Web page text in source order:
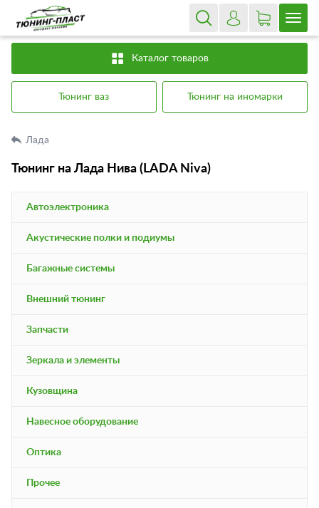
Каталог товаров
Тюнинг ваз Тюнинг на иномарки
Лада
Тюнинг на Лада Нива (LADA Niva)
Автоэлектроника
Акустические полки и подиумы
Багажные системы
Внешний тюнинг
Запчасти
Зеркала и элементы
Кузовщина
Навесное оборудование
Оптика
Прочее